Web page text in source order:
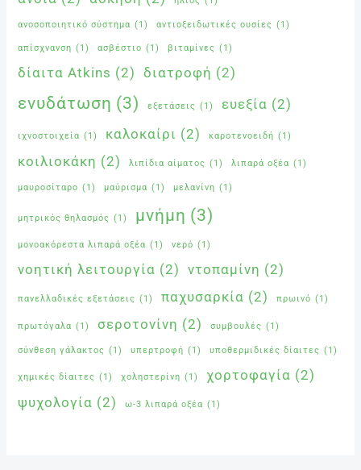
ανοσοποιητικό σύστημα (1) αντιοξειδωτικές ουσίες (1)
απίσχνανση (1) ασβέστιο (1) βιταμίνες (1)
δίαιτα Atkins (2) διατροφή (2)
ενυδάτωση (3) εξετάσεις (1) ευεξία (2)
ιχνοστοιχεία (1) καλοκαίρι (2) καροτενοειδή (1)
κοιλιοκάκη (2) λιπίδια αίματος (1) λιπαρά οξέα (1)
μαυροσίταρο (1) μαύρισμα (1) μελανίνη (1)
μητρικός θηλασμός (1) μνήμη (3)
μονοακόρεστα λιπαρά οξέα (1) νερό (1)
νοητική λειτουργία (2) ντοπαμίνη (2)
πανελλαδικές εξετάσεις (1) παχυσαρκία (2) πρωινό (1)
πρωτόγαλα (1) σεροτονίνη (2) συμβουλές (1)
σύνθεση γάλακτος (1) υπερτροφή (1) υποθερμιδικές δίαιτες (1)
χημικές δίαιτες (1) χοληστερίνη (1) χορτοφαγία (2)
ψυχολογία (2) ω-3 λιπαρά οξέα (1)